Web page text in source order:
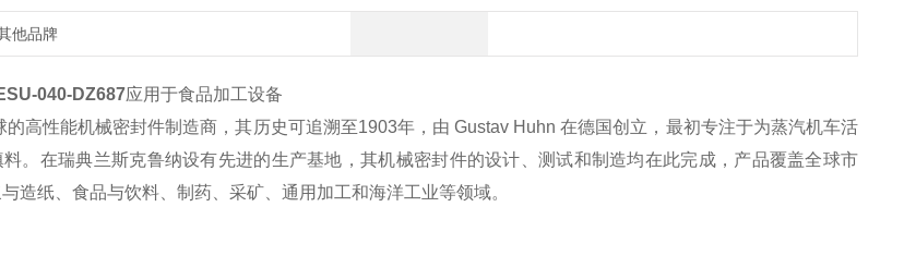
他品牌
040-DZ687应用于食品加工设备
的高性能机械密封件制造商，其历史可追溯至1903年，由Gustav Huhn在德国创立，最初专注于为蒸汽机车活
。在瑞典兰斯克鲁纳设有先进的生产基地，其机械密封件的设计、测试和制造均在此完成，产品覆盖全球市
造纸、食品与饮料、制药、采矿、通用加工和海洋工业等领域。